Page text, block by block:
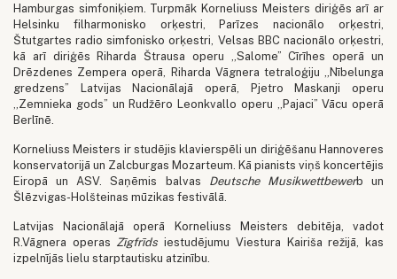
Hamburgas simfoniķiem. Turpmāk Korneliuss Meisters diriģēs arī ar
Helsinku filharmonisko orķestri, Parīzes nacionālo orķestri,
Štutgartes radio simfonisko orķestri, Velsas BBC nacionālo orķestri,
kā arī diriģēs Riharda Štrausa operu „Salome” Cīrīhes operā un
Drēzdenes Zempera operā, Riharda Vāgnera tetraloģiju „Nībelunga
gredzens” Latvijas Nacionālajā operā, Pjetro Maskanji operu
„Zemnieka gods” un Rudžēro Leonkvallo operu „Pajaci” Vācu operā
Berlīnē.
Korneliuss Meisters ir studējis klavierspēli un diriģēšanu Hannoveres
konservatorijā un Zalcburgas Mozarteum. Kā pianists viņš koncertējis
Eiropā un ASV. Saņēmis balvas Deutsche Musikwettbewerb un
Šlēzvigas-Holšteinas mūzikas festivālā.
Latvijas Nacionālajā operā Korneliuss Meisters debitēja, vadot
R.Vāgnera operas Zīgfrīdsiestudējumu Viestura Kairiša režijā, kas
izpelnījās lielu starptautisku atzinību.